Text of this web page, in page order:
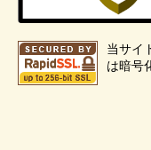
当サイ
は暗号